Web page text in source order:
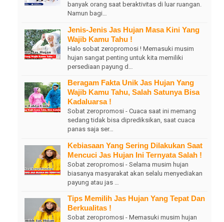
banyak orang saat beraktivitas di luar ruangan.
Namun bagi…
Jenis-Jenis Jas Hujan Masa Kini Yang
Wajib Kamu Tahu !
Halo sobat zeropromosi ! Memasuki musim
hujan sangat penting untuk kita memiliki
persediaan payung d…
Beragam Fakta Unik Jas Hujan Yang
Wajib Kamu Tahu, Salah Satunya Bisa
Kadaluarsa !
Sobat zeropromosi - Cuaca saat ini memang
sedang tidak bisa diprediksikan, saat cuaca
panas saja ser…
Kebiasaan Yang Sering Dilakukan Saat
Mencuci Jas Hujan Ini Ternyata Salah !
Sobat zeropromosi - Selama musim hujan
biasanya masyarakat akan selalu menyediakan
payung atau jas …
Tips Memilih Jas Hujan Yang Tepat Dan
Berkualitas !
Sobat zeropromosi - Memasuki musim hujan